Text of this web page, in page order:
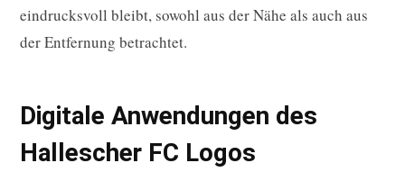
eindrucksvoll bleibt, sowohl aus der Nähe als auch aus
der Entfernung betrachtet.
Digitale Anwendungen des
Hallescher FC Logos